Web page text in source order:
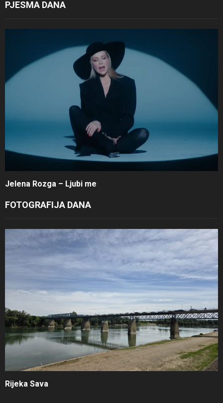
PJESMA DANA
Jelena Rozga – Ljubi me
FOTOGRAFIJA DANA
Rijeka Sava